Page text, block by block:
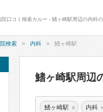
院口コミ検索カルー - 鰭ヶ崎駅周辺の内科
検索 内科 鰭ヶ崎駅
鰭ヶ崎駅周辺
鰭ヶ崎駅 × 内科